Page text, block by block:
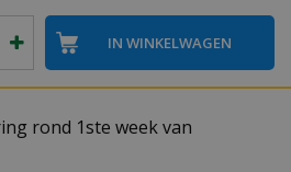
rond 1ste week van